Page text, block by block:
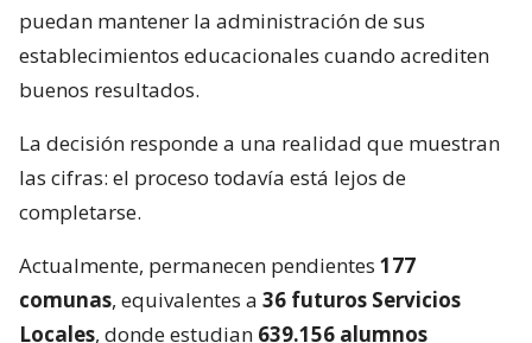
puedan mantener la administración de sus
establecimientos educacionales cuando acrediten
buenos resultados.
La decisión responde a una realidad que muestran
las cifras: el proceso todavía está lejos de
completarse.
Actualmente, permanecen pendientes 177
comunas, equivalentes a 36 futuros Servicios
Locales, donde estudian 639.156 alumnos